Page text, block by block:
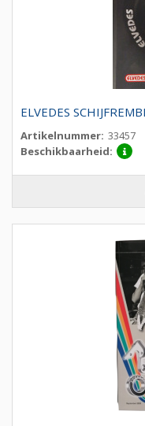
ELVEDES
Artikelnummer: 33457
Beschikbaarheid: